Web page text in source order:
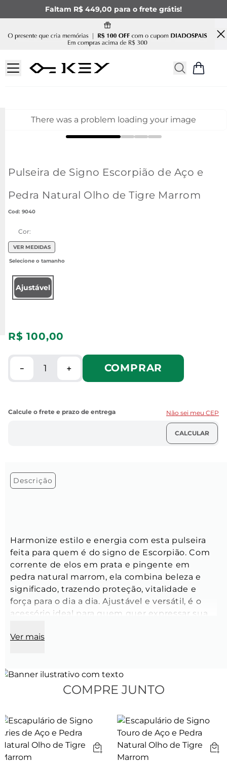
Faltam R$ 449,00 para o frete grátis!
There was a problem loading your image
Pulseira de Signo Escorpião de Aço e
Pedra Natural Olho de Tigre Marrom
: 9040
Cor:
VER MEDIDAS
Ajustável
R$ 100,00
＋
－ COMPRAR
Não sei meu CEP
Descrição
Harmonize estilo e energia com esta pulseira
feita para quem é do signo de Escorpião. Com
corrente de elos em prata e pingente em
pedra natural marrom, ela combina beleza e
significado, trazendo proteção, vitalidade e
força para o dia a dia. Ajustável e versátil, é o
acessório ideal para quem quer expressar sua
Comprimento: 19 cm + 5 cm de extensora
Espessura: 9 mm x 6,5 mm x 2 mm
Material: Aço inoxidável
Ver mais
COMPRE JUNTO